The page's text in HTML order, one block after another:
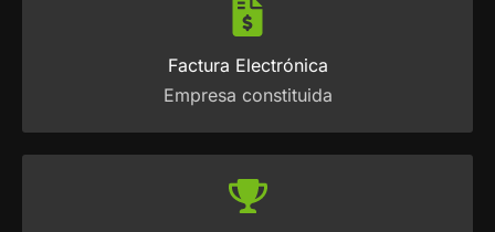
Factura Electrónica
Empresa constituida